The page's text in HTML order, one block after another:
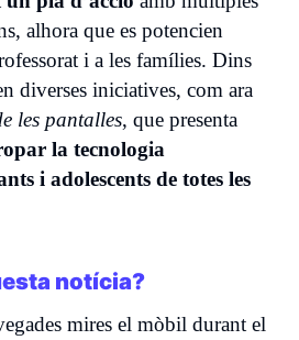
alhora que es potencien
i a les famílies. Dins
diverses iniciatives, com ara
les pantalles, que presenta
la tecnologia
i adolescents de totes les
notícia?
mires el mòbil durant el